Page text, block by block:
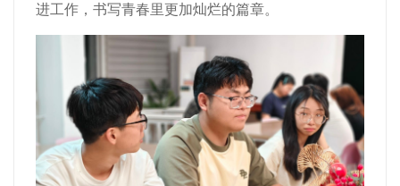
进工作，书写青春里更加灿烂的篇章。